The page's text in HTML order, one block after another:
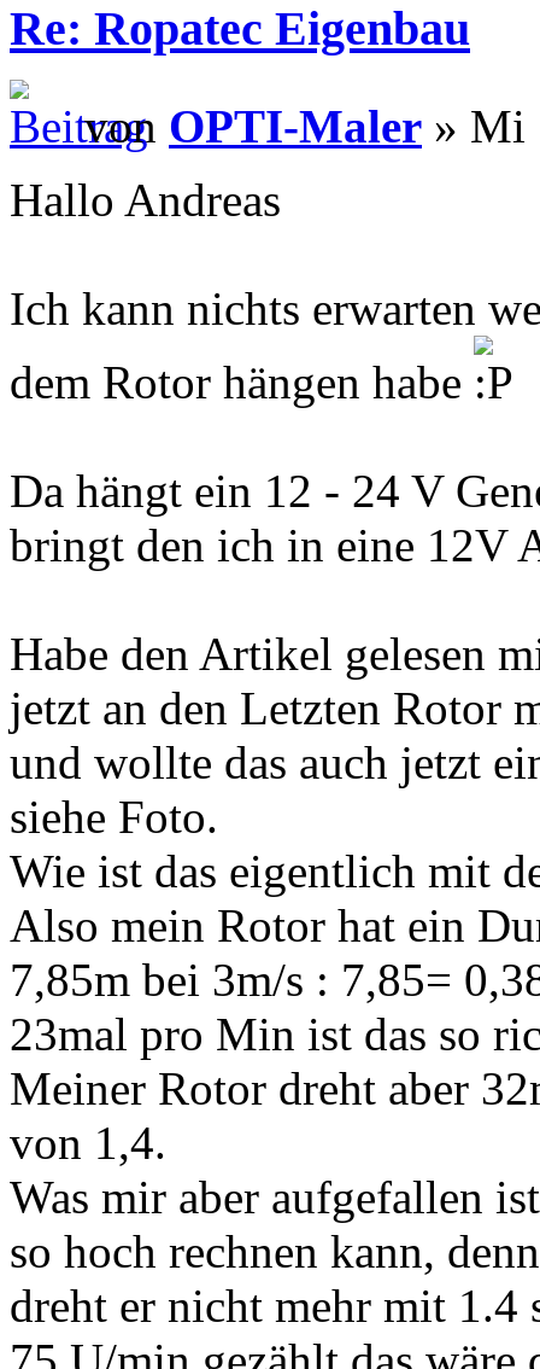
Re: Ropatec Eigenbau
von OPTI-Maler » Mi
Hallo Andreas
Ich kann nichts erwarten
dem Rotor hängen habe
Da hängt ein 12 - 24 V
bringt den ich in eine 12V
Habe den Artikel gelesen
jetzt an den Letzten Rotor
und wollte das auch jetzt
siehe Foto.
Wie ist das eigentlich mit
Also mein Rotor hat ein
7,85m bei 3m/s : 7,85=
23mal pro Min ist das so
Meiner Rotor dreht aber
von 1,4.
Was mir aber aufgefallen
so hoch rechnen kann,
dreht er nicht mehr mit 1.4